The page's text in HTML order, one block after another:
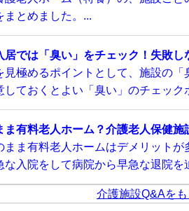
まとめました。...
居では「臭い」をチェック！失敗し
見極めるポイントとして、施設の
しておくとよい「臭い」のチェック
ま有料老人ホーム？介護老人保健施
まま有料老人ホームはデメリット
な入院をして病院から早急な退院を
介護施設Q&Aをも